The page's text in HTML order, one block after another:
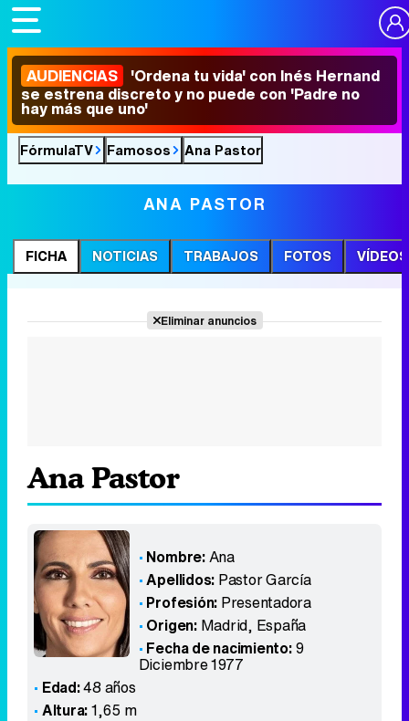
AUDIENCIAS 'Ordena tu vida' con Inés Hernand
se estrena discreto y no puede con 'Padre no
hay más que uno'
FórmulaTV Famosos Ana Pastor
ANA PASTOR
FICHA NOTICIAS TRABAJOS FOTOS VÍDEOS
Eliminar anuncios
Ana Pastor
Nombre:Ana
Apellidos: Pastor García
Profesión: Presentadora
Origen: Madrid, España
Fecha de nacimiento:9
Diciembre 1977
Edad:48 años
Altura:1,65 m